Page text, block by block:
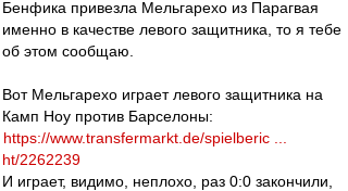
Бенфика привезла Мельгарехо из Парагвая
именно в качестве левого защитника, то я тебе
об этом сообщаю.
Вот Мельгарехо играет левого защитника на
Камп Ноу против Барселоны:
https://www.transfermarkt.de/spielberic ...
ht/2262239
И играет, видимо, неплохо, раз 0:0 закончили,